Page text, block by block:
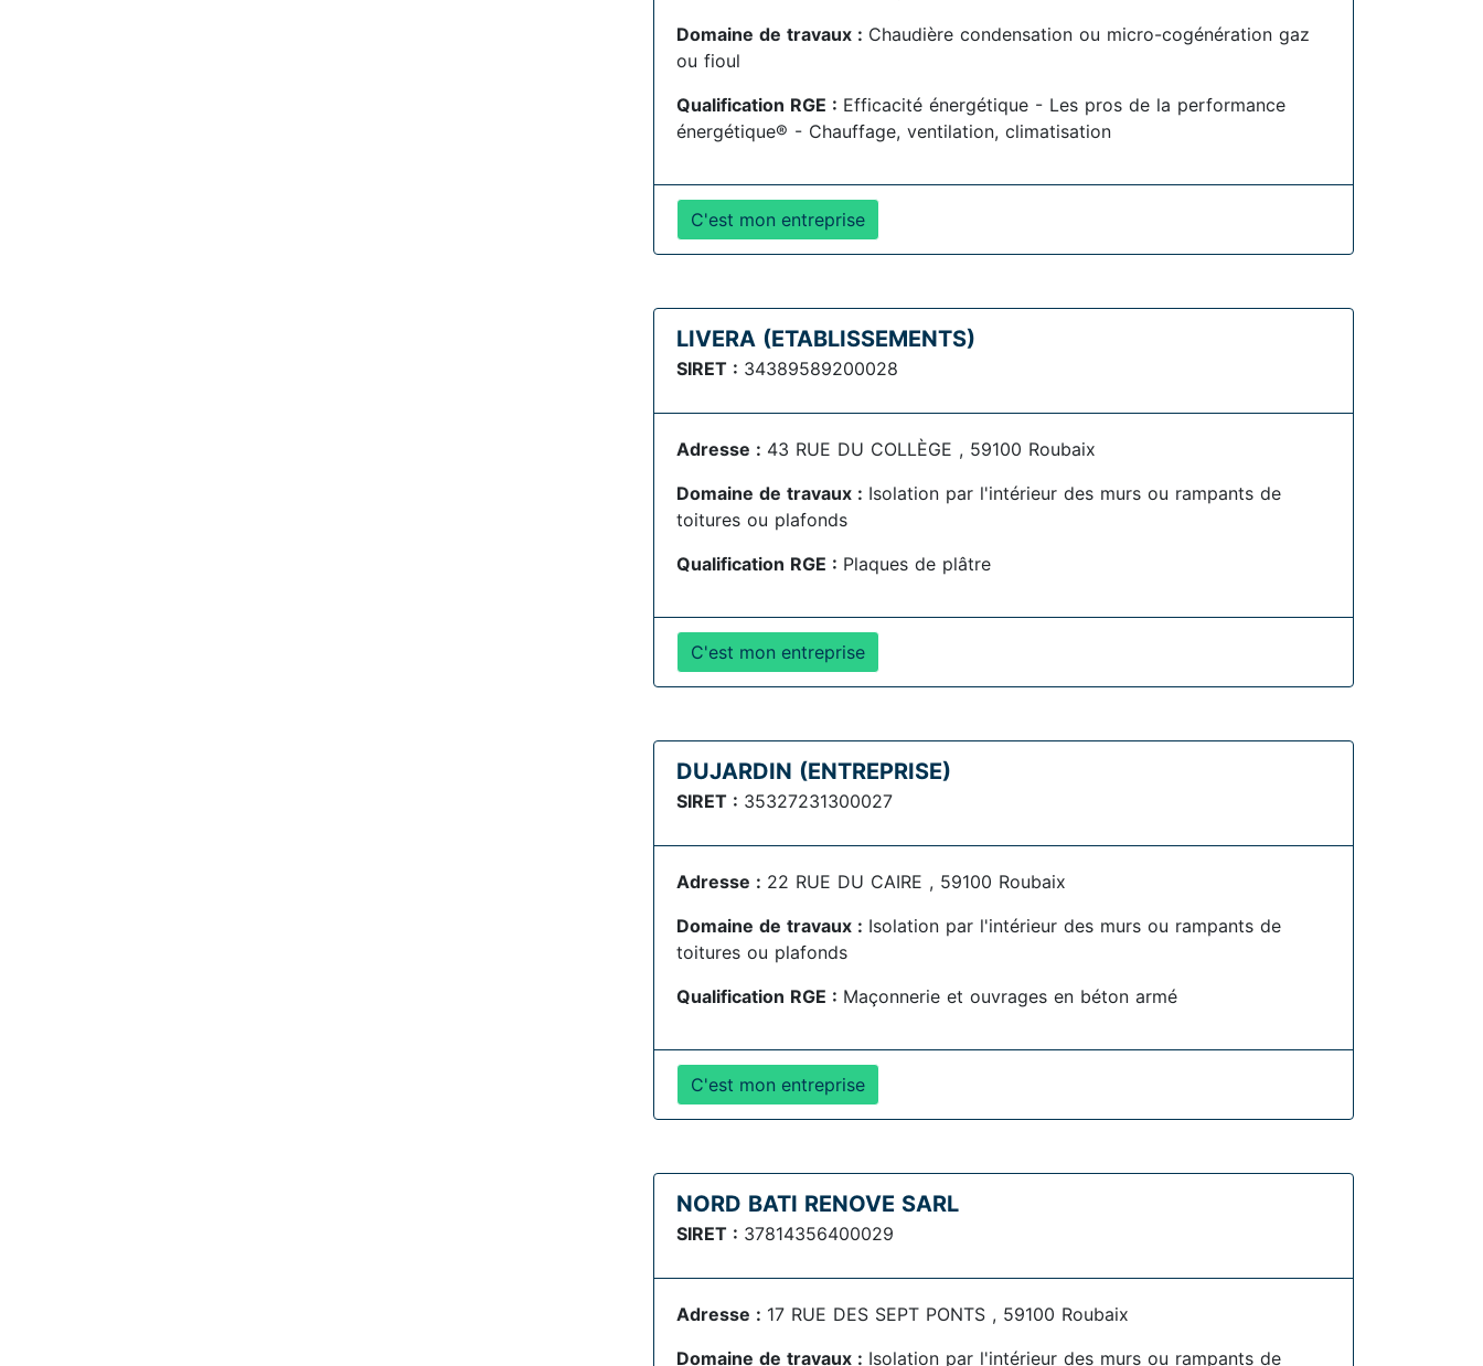
Domaine de travaux : Chaudière condensation ou micro-cogénération gaz
ou fioul
Qualification RGE : Efficacité énergétique - Les pros de la performance
énergétique® - Chauffage, ventilation, climatisation
C'est mon entreprise
LIVERA (ETABLISSEMENTS)
SIRET : 34389589200028
Adresse : 43 RUE DU COLLÈGE , 59100 Roubaix
Domaine de travaux : Isolation par l'intérieur des murs ou rampants de
toitures ou plafonds
Qualification RGE : Plaques de plâtre
C'est mon entreprise
DUJARDIN (ENTREPRISE)
SIRET : 35327231300027
Adresse : 22 RUE DU CAIRE , 59100 Roubaix
Domaine de travaux : Isolation par l'intérieur des murs ou rampants de
toitures ou plafonds
Qualification RGE : Maçonnerie et ouvrages en béton armé
C'est mon entreprise
NORD BATI RENOVE SARL
SIRET : 37814356400029
Adresse : 17 RUE DES SEPT PONTS , 59100 Roubaix
Domaine de travaux : Isolation par l'intérieur des murs ou rampants de